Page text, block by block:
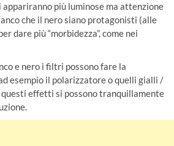
appariranno più luminose ma attenzione
che il nero siano protagonisti (alle
dare più “morbidezza”, come nei
e nero i filtri possono fare la
esempio il polarizzatore o quelli gialli /
effetti si possono tranquillamente